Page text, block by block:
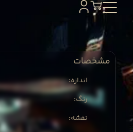
مشخصات
:اندازه
:رنگ
:نقشه